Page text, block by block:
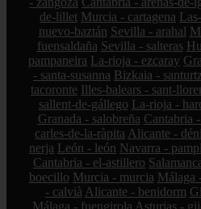
de-lillet Murcia - cartagena
nuevo-baztán Sevilla - arahal
fuensaldaña Sevilla - salteras
pampaneira La-rioja - ezcaray
- santa-susanna Bizkaia -
tacoronte Illes-balears - sant-
sallent-de-gállego La-rioja -
Granada - salobreña Cantabria
carles-de-la-ràpita Alicante -
nerja León - león Navarra -
Cantabria - el-astillero
boecillo Murcia - murcia Málaga
- calvià Alicante - benidorm